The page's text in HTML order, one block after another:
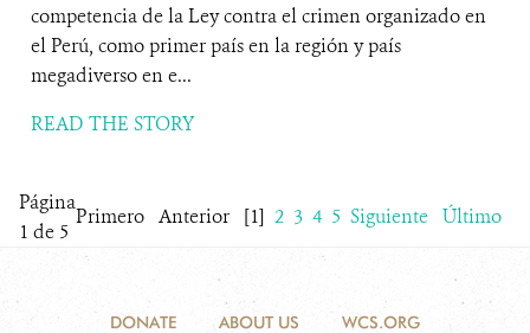
competencia de la Ley contra el crimen organizado en
el Perú, como primer país en la región y país
megadiverso en e...
READ THE STORY
Página
1 de 5
Primero Anterior [1] 2 3 4 5 Siguiente Último
DONATE ABOUT US WCS.ORG